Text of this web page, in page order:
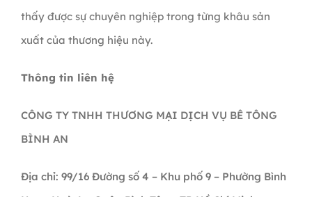
thấy được sự chuyên nghiệp trong từng khâu sản
xuất của thương hiệu này.
Thông tin liên hệ
CÔNG TY TNHH THƯƠNG MẠI DỊCH VỤ BÊ TÔNG
BÌNH AN
Địa chỉ: 99/16 Đường số 4 – Khu phố 9 – Phường Bình